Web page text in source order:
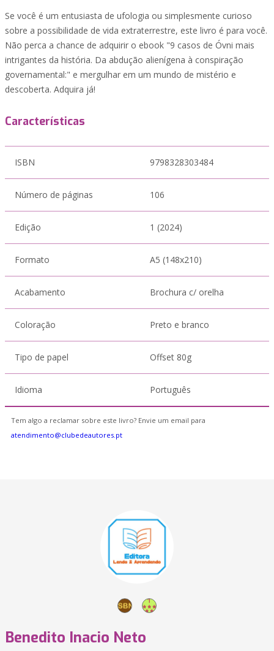
Se você é um entusiasta de ufologia ou simplesmente curioso
sobre a possibilidade de vida extraterrestre, este livro é para você.
Não perca a chance de adquirir o ebook "9 casos de Óvni mais
intrigantes da história. Da abdução alienígena à conspiração
governamental:" e mergulhar em um mundo de mistério e
descoberta. Adquira já!
Características
ISBN 9798328303484
Número de páginas 106
Edição 1 (2024)
Formato A5 (148x210)
Acabamento Brochura c/ orelha
Coloração Preto e branco
Tipo de papel Offset 80g
Idioma Português
Tem algo a reclamar sobre este livro? Envie um email para
atendimento@clubedeautores.pt
Benedito Inacio Neto